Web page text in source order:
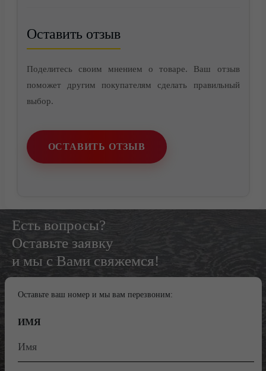
Контакты
Оставить отзыв
Поделитесь своим мнением о товаре. Ваш отзыв
поможет другим покупателям сделать правильный
выбор.
ОСТАВИТЬ ОТЗЫВ
Есть вопросы?
Оставьте заявку
и мы с Вами свяжемся!
Оставьте ваш номер и мы вам перезвоним:
ИМЯ